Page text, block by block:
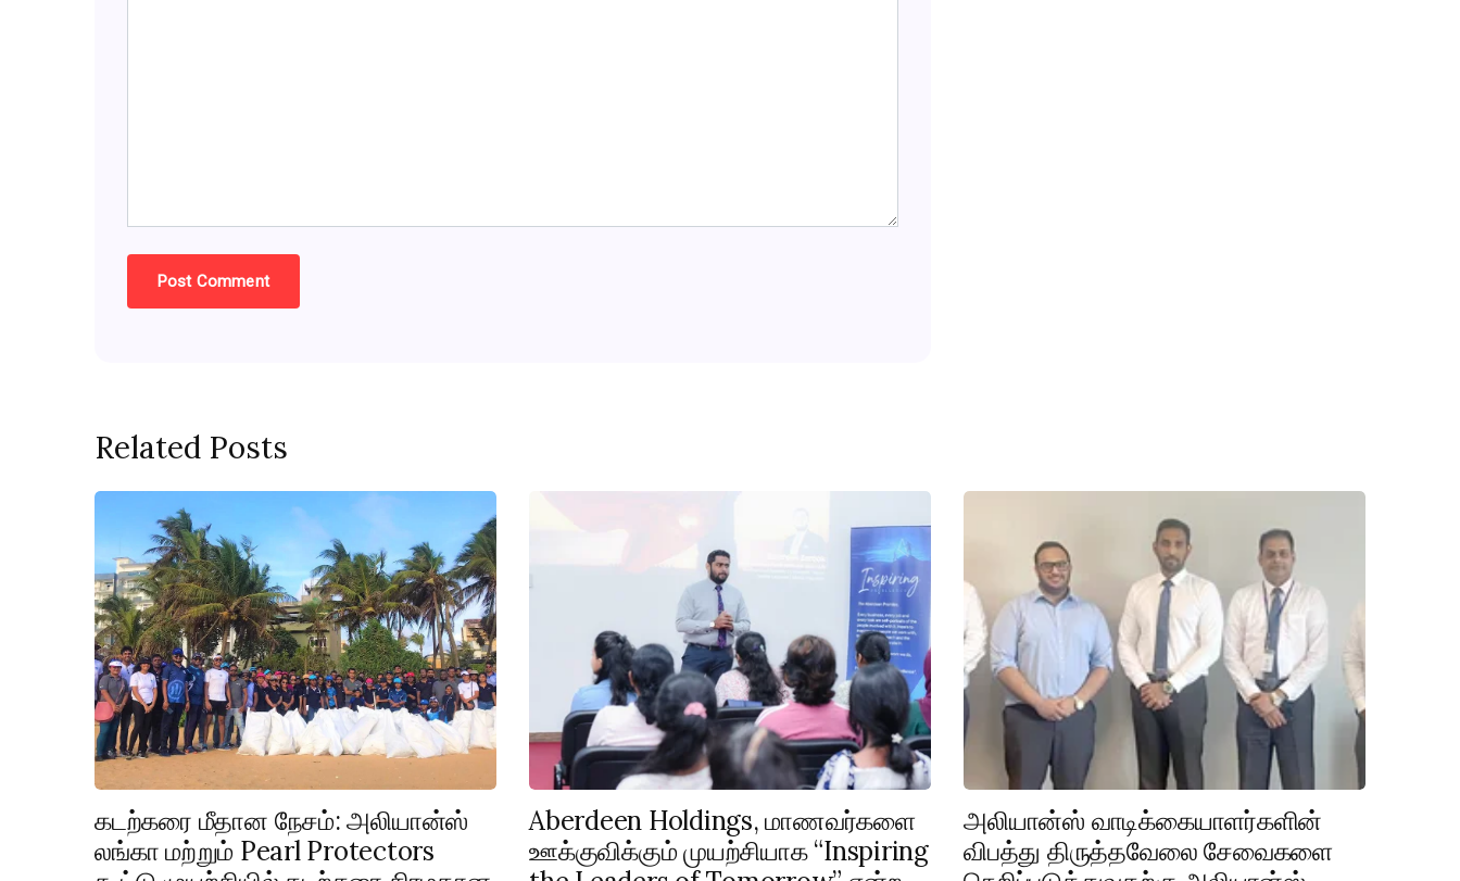
Related Posts
கடற்கரை மீதான நேசம்: அலியான்ஸ்
லங்கா மற்றும் Pearl Protectors
Aberdeen Holdings, மாணவர்களை
ஊக்குவிக்கும் முயற்சியாக “Inspiring
அலியான்ஸ் வாடிக்கையாளர்களின்
விபத்து திருத்தவேலை சேவைகளை